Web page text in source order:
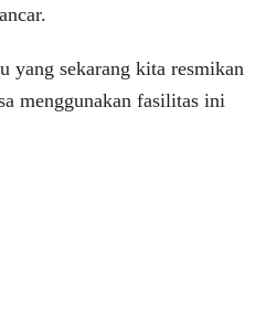
yang sekarang kita resmikan
menggunakan fasilitas ini